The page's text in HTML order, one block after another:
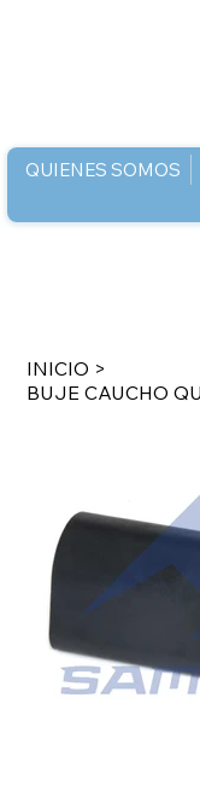
QUIENES SOMOS
INICIO >